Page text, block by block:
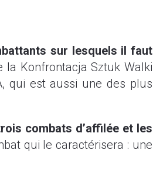
sur lesquels il faut
la Konfrontacja Sztuk Walki
qui est aussi une des plus
combats d’affilée et les
qui le caractérisera : une